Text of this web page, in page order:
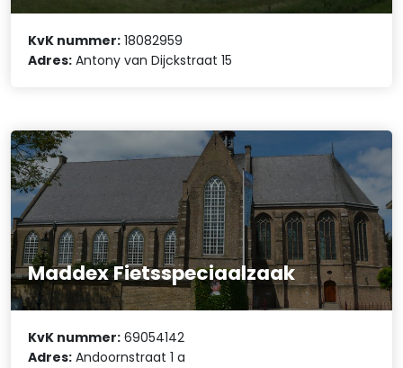
KvK nummer: 18082959
Adres: Antony van Dijckstraat 15
Maddex Fietsspeciaalzaak
KvK nummer: 69054142
Adres: Andoornstraat 1 a